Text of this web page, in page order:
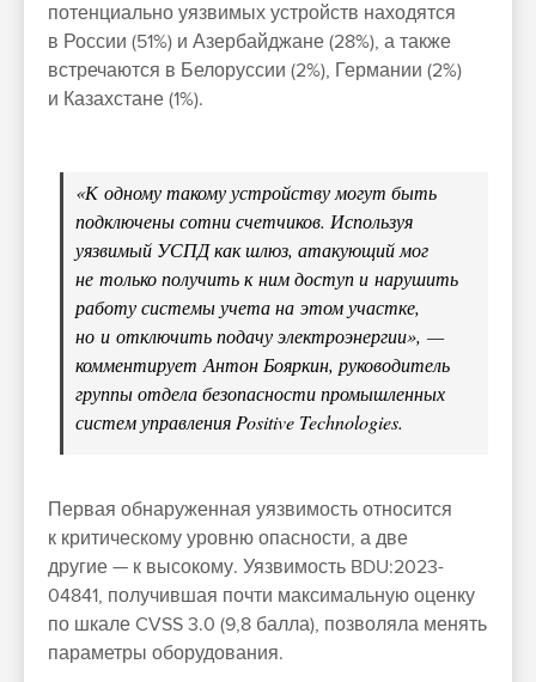
потенциально уязвимых устройств находятся
в России (51%) и Азербайджане (28%), а также
встречаются в Белоруссии (2%), Германии (2%)
и Казахстане (1%).
«К одному такому устройству могут быть
подключены сотни счетчиков. Используя
уязвимый УСПД как шлюз, атакующий мог
не только получить к ним доступ и нарушить
работу системы учета на этом участке,
но и отключить подачу электроэнергии», —
комментирует Антон Бояркин, руководитель
группы отдела безопасности промышленных
систем управления Positive Technologies.
Первая обнаруженная уязвимость относится
к критическому уровню опасности, а две
другие — к высокому. Уязвимость BDU:2023-
04841, получившая почти максимальную оценку
по шкале CVSS 3.0 (9,8 балла), позволяла менять
параметры оборудования.